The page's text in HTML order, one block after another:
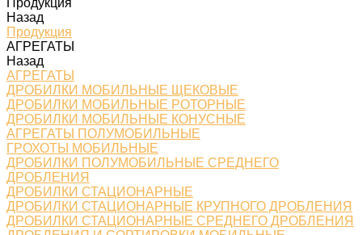
Продукция
Назад
Продукция
АГРЕГАТЫ
Назад
АГРЕГАТЫ
ДРОБИЛКИ МОБИЛЬНЫЕ ЩЕКОВЫЕ
ДРОБИЛКИ МОБИЛЬНЫЕ РОТОРНЫЕ
ДРОБИЛКИ МОБИЛЬНЫЕ КОНУСНЫЕ
АГРЕГАТЫ ПОЛУМОБИЛЬНЫЕ
ГРОХОТЫ МОБИЛЬНЫЕ
ДРОБИЛКИ ПОЛУМОБИЛЬНЫЕ СРЕДНЕГО
ДРОБЛЕНИЯ
ДРОБИЛКИ СТАЦИОНАРНЫЕ
ДРОБИЛКИ СТАЦИОНАРНЫЕ КРУПНОГО ДРОБЛЕНИЯ
ДРОБИЛКИ СТАЦИОНАРНЫЕ СРЕДНЕГО ДРОБЛЕНИЯ